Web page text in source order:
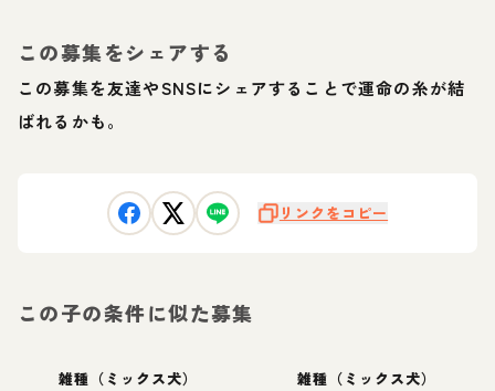
この募集をシェアする
この募集を友達やSNSにシェアすることで運命の糸が結
ばれるかも。
リンクをコピー
この子の条件に似た募集
雑種（ミックス犬） 雑種（ミックス犬）